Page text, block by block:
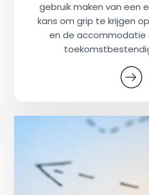
gebruik maken van een
kans om grip te krijgen
en de accommodatie